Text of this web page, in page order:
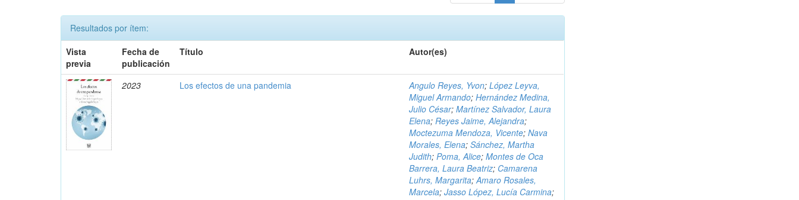
Resultados por ítem:
Vista
previa
Fecha de
publicación
Título Autor(es)
2023 Los efectos de una pandemia Angulo Reyes, Yvon;López Leyva,
Miguel Armando;Hernández Medina,
Julio César;Martínez Salvador, Laura
Elena;Reyes Jaime, Alejandra;
Moctezuma Mendoza, Vicente;Nava
Morales, Elena;Sánchez, Martha
Judith;Poma, Alice;Montes de Oca
Barrera, Laura Beatriz; Camarena
Luhrs, Margarita;Amaro Rosales,
Marcela;Jasso López, Lucía Carmina;